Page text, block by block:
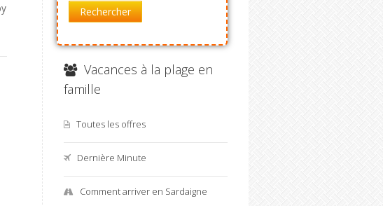
Rechercher
Vacances à la plage en
famille
Toutes les offres
Dernière Minute
Comment arriver en Sardaigne